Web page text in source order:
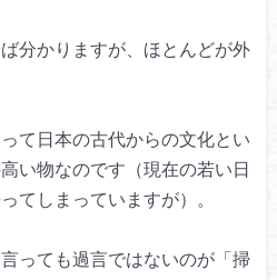
分かりますが、 ほとんどが外
て 日本の古代からの文化とい
い物なのです （現在の若い日
てしまっていますが）。
っても過言ではないのが「掃